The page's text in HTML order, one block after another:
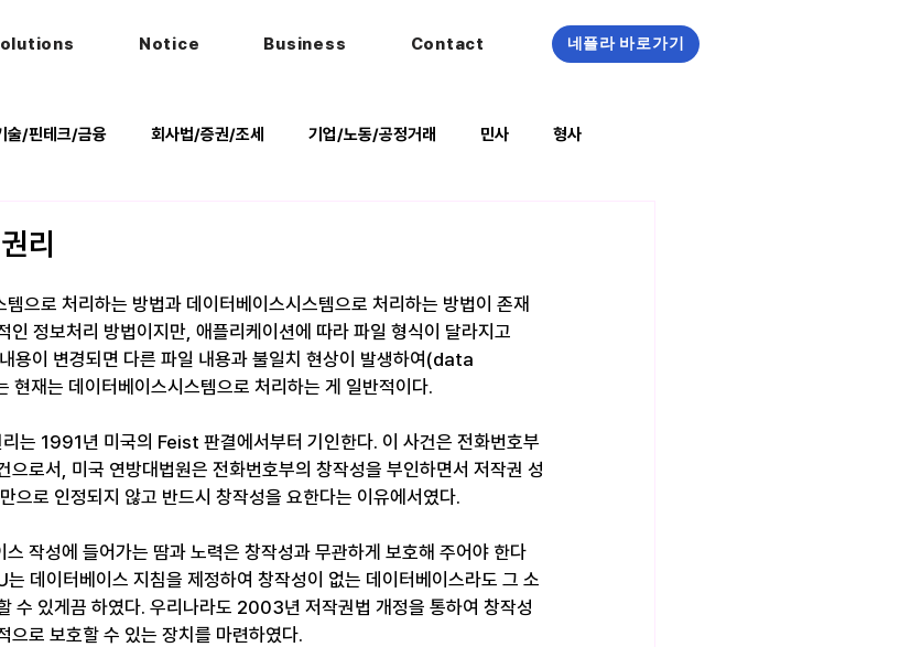
Notice Business Contact 네플라 바로가기
술/핀테크/금융 회사법/증권/조세 기업/노동/공정거래 민사 형사
리
으로 처리하는 방법과 데이터베이스시스템으로 처리하는 방법이 존재
인 정보처리 방법이지만, 애플리케이션에 따라 파일 형식이 달라지고
이 변경되면 다른 파일 내용과 불일치 현상이 발생하여(data
재는 데이터베이스시스템으로 처리하는 게 일반적이다.
는 1991년 미국의 Feist 판결에서부터 기인한다. 이 사건은 전화번호부
으로서, 미국 연방대법원은 전화번호부의 창작성을 부인하면서 저작권 성
으로 인정되지 않고 반드시 창작성을 요한다는 이유에서였다.
작성에 들어가는 땀과 노력은 창작성과 무관하게 보호해 주어야 한다
데이터베이스 지침을 제정하여 창작성이 없는 데이터베이스라도 그 소
수 있게끔 하였다. 우리나라도 2003년 저작권법 개정을 통하여 창작성
으로 보호할 수 있는 장치를 마련하였다.